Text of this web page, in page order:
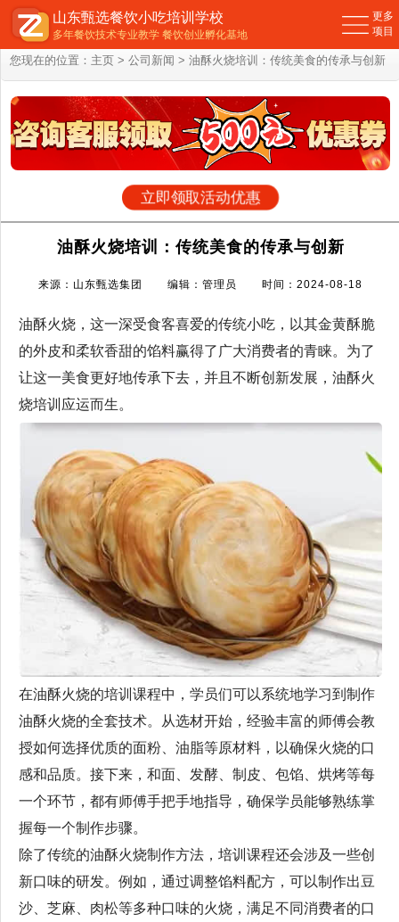
您现在的位置： 主页 > 公司新闻 > 油酥火烧培训：传统美食的传承与创新
立即领取活动优惠
油酥火烧培训：传统美食的传承与创新
来源：山东甄选集团 编辑：管理员 时间：2024-08-18
油酥火烧，这一深受食客喜爱的传统小吃，以其金黄酥脆
的外皮和柔软香甜的馅料赢得了广大消费者的青睐。为了
让这一美食更好地传承下去，并且不断创新发展，油酥火
烧培训应运而生。
在油酥火烧的培训课程中，学员们可以系统地学习到制作
油酥火烧的全套技术。从选材开始，经验丰富的师傅会教
授如何选择优质的面粉、油脂等原材料，以确保火烧的口
感和品质。接下来，和面、发酵、制皮、包馅、烘烤等每
一个环节，都有师傅手把手地指导，确保学员能够熟练掌
握每一个制作步骤。
除了传统的油酥火烧制作方法，培训课程还会涉及一些创
新口味的研发。例如，通过调整馅料配方，可以制作出豆
沙、芝麻、肉松等多种口味的火烧，满足不同消费者的口
山东甄选餐饮小吃培训学校
多年餐饮技术专业教学 餐饮创业孵化基地
更多
项目